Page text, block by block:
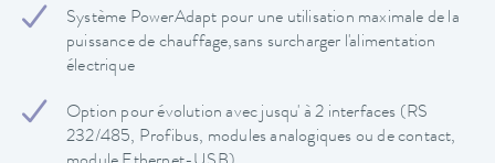
Système PowerAdapt pour une utilisation maximale de la
puissance de chauffage,sans surcharger l'alimentation
électrique
Option pour évolution avec jusqu' à 2 interfaces (RS
232/485, Profibus, modules analogiques ou de contact,